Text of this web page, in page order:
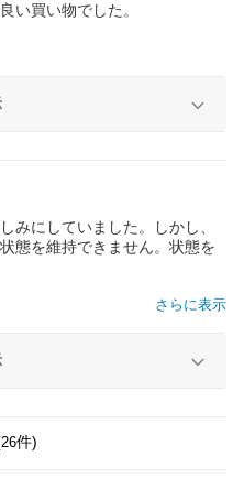
い買い物でした。
みにしていました。しかし、
態を維持できません。状態を
さらに表示
26件)